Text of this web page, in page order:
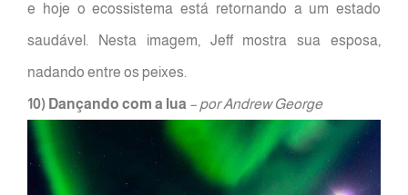
e hoje o ecossistema está retornando a um estado
saudável. Nesta imagem, Jeff mostra sua esposa,
nadando entre os peixes.
10) Dançando com a lua – por Andrew George